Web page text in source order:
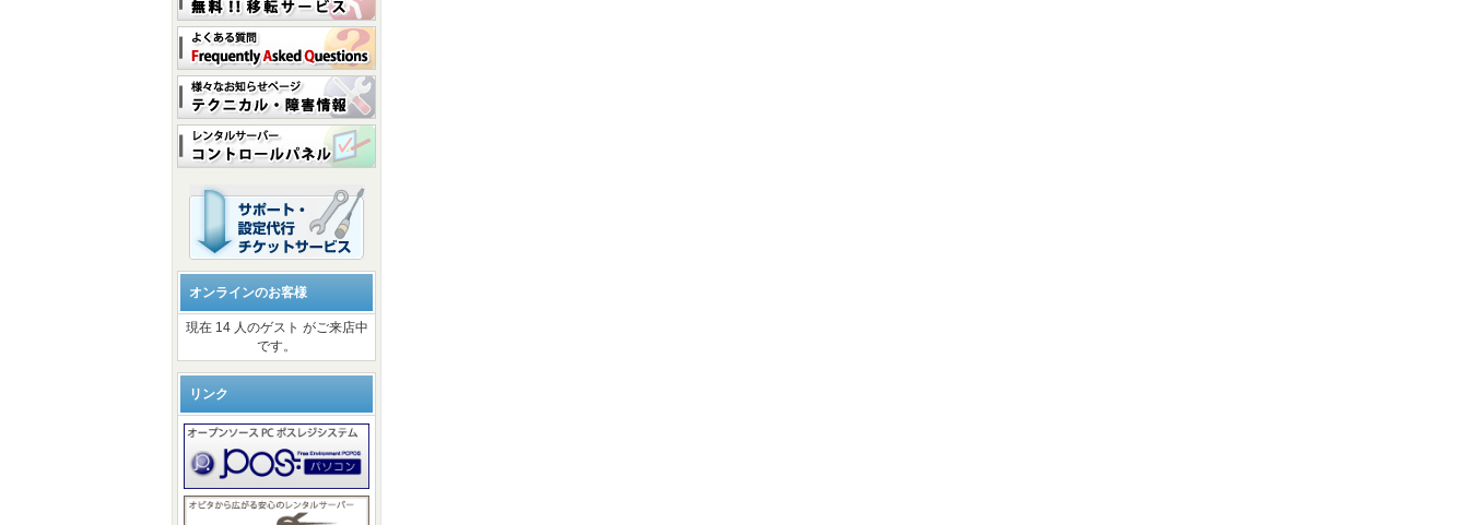
オンラインのお客様
現在 14 人のゲスト がご来店中
です。
リンク